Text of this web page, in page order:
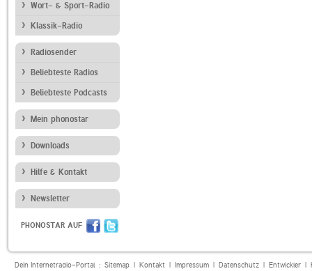
Wort- & Sport-Radio
Klassik-Radio
Radiosender
Beliebteste Radios
Beliebteste Podcasts
Mein phonostar
Downloads
Hilfe & Kontakt
Newsletter
PHONOSTAR AUF
Dein Internetradio-Portal : Sitemap| Kontakt| Impressum| Datenschutz| Entwickler|